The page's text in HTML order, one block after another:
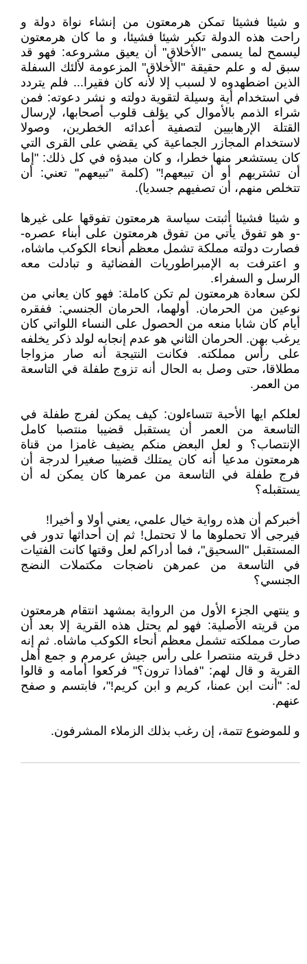
و شيئا فشيئا تمكن هرمعتون من إنشاء نواة دولة و
راحت هذه الدولة تكبر شيئا فشيئا، و ما كان هرمعتون
ليسمح لما يسمى "الأخلاق" أن يعيق مشروعه: فهو قد
سبق له و علم حقيقة "الأخلاق" المزعومة لألئك السفلة
الذين اضطهدوه لا لسبب إلا لأنه كان فقيرا... فلم يتردد
في استخدام أية وسيلة لتقوية دولته و نشر دعوته: فمن
شراء الذمم بالأموال كي يؤلف قلوب أصحابها، لإرسال
القتلة الإرهابيين لتصفية أعدائه الخطرين، وصولا
لاستخدام المجازر الجماعية كي يقضي على القرى التي
كان يستشعر منها خطرا، و كان مبدؤه في كل ذلك: "إما
أن تشتريهم أو أن تبيعهم!" (كلمة "تبيعهم" تعني: أن
تتخلص منهم، أن تصفيهم جسديا).
و شيئا فشيئا أثبتت سياسة هرمعتون تفوقها على غيرها
-و هو تفوق يأتي من تفوق هرمعتون على أبناء عصره-
فصارت دولته مملكة تشمل معظم أنحاء الكوكب ماشاه،
و اعترفت به الإمبراطوريات الفضائية و تبادلت معه
الرسل و السفراء.
لكن سعادة هرمعتون لم تكن كاملة: فهو كان يعاني من
نوعين من الحرمان. أولهما، الحرمان الجنسي: ففقره
أيام كان شابا منعه من الحصول على النساء اللواتي كان
يرغب بهن. الحرمان الثاني هو عدم إنجابه لولد ذكر يخلفه
على رأس مملكته. فكانت النتيجة أنه صار مزواجا
مطلاقا، حتى وصل به الحال أنه تزوج طفلة في التاسعة
من العمر.
لعلكم ايها الأحبة تتساءلون: كيف يمكن لفرج طفلة في
التاسعة من العمر أن يستقبل قضيبا منتصبا كامل
الإنتصاب؟ و لعل البعض منكم يضيف غامزا من قناة
هرمعتون مدعيا أنه كان يمتلك قضيبا صغيرا لدرجة أن
فرج طفلة في التاسعة من عمرها كان يمكن له أن
يستقبله؟
أخبركم أن هذه رواية خيال علمي، يعني أولا و أخيرا!
فيرجى ألا تحملوها ما لا تحتمل! ثم إن أحداثها تدور في
المستقبل "السحيق"، فما أدراكم لعل وقتها كانت الفتيات
في التاسعة من عمرهن ناضجات مكتملات النضج
الجنسي؟
و ينتهي الجزء الأول من الرواية بمشهد انتقام هرمعتون
من قريته الأصلية: فهو لم يحتل هذه القرية إلا بعد أن
صارت مملكته تشمل معظم أنحاء الكوكب ماشاه. ثم إنه
دخل قريته منتصرا على رأس جيش عرمرم و جمع أهل
القرية و قال لهم: "فماذا ترون؟" فركعوا أمامه و قالوا
له: "أنت ابن عمنا، كريم و ابن كريم!"، فابتسم و صفح
عنهم.
و للموضوع تتمة، إن رغب بذلك الزملاء المشرفون.